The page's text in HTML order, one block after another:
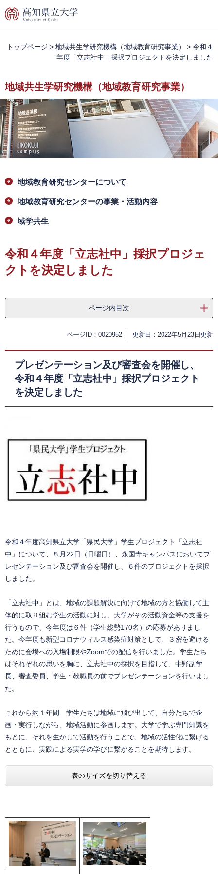
ー
ニ
て
本
文
へ
トップページ > 地域共生学研究機構（地域教育研究事業） > 令和４
年度「立志社中」採択プロジェクトを決定しました
地域共生学研究機構（地域教育研究事業）
文
地域教育研究センターについて
地域教育研究センターの事業・活動内容
域学共生
令和４年度「立志社中」採択プロジェ
クトを決定しました
ページ内目次
ページID：0020952 更新日：2022年5月23日更新
プレゼンテーション及び審査会を開催し、
令和４年度「立志社中」採択プロジェクト
を決定しました
令和４年度高知県立大学「県民大学」学生プロジェクト「立志社
中」について、５月22日（日曜日）、永国寺キャンパスにおいてプ
レゼンテーション及び審査会を開催し、６件のプロジェクトを採択
しました。
「立志社中」とは、地域の課題解決に向けて地域の方と協働して主
体的に取り組む学生の活動に対し、大学がその活動資金等の支援を
行うもので、今年度は６件（学生総勢170名）の応募がありまし
た。今年度も新型コロナウィルス感染症対策として、３密を避ける
ために会場への入場制限やZoomでの配信を行いました。学生たち
はそれぞれの思いを胸に、立志社中の採択を目指して、中野副学
長、審査委員、学生・教職員の前でプレゼンテーションを行いまし
た。
これから約１年間、学生たちは地域に飛び出して、自分たちで企
画・実行しながら、地域活動に参画します。大学で学ぶ専門知識を
もとに、それを生かして活動を行うことで、地域の活性化に繋げる
とともに、実践による実学の学びに繋がることを期待します。
表のサイズを切り替える